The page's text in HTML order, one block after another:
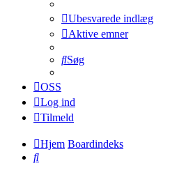
Ubesvarede indlæg
Aktive emner
Søg
OSS
Log ind
Tilmeld
Hjem Boardindeks
Søg